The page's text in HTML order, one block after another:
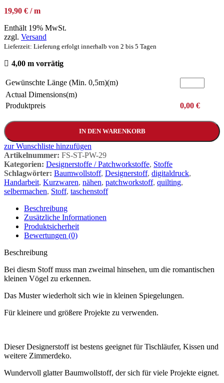
19,90 € / m
Enthält 19% MwSt.
zzgl. Versand
Lieferzeit: Lieferung erfolgt innerhalb von 2 bis 5 Tagen
4,00 m vorrätig
Gewünschte Länge (Min. 0,5m)(m)
Actual Dimensions(m)
Produktpreis
0,00 €
IN DEN WARENKORB
zur Wunschliste hinzufügen
Artikelnummer: FS-ST-PW-29
Kategorien: Designerstoffe / Patchworkstoffe, Stoffe
Schlagwörter: Baumwollstoff, Designerstoff, digitaldruck,
Handarbeit, Kurzwaren, nähen, patchworkstoff, quilting,
selbermachen, Stoff, taschenstoff
Beschreibung
Zusätzliche Informationen
Produktsicherheit
Bewertungen (0)
Beschreibung
Bei diesm Stoff muss man zweimal hinsehen, um die romantischen
kleinen Vögel zu erkennen.
Das Muster wiederholt sich wie in kleinen Spiegelungen.
Für kleinere und größere Projekte zu verwenden.
Dieser Designerstoff ist bestens geeignet für Tischläufer, Kissen und
weitere Zimmerdeko.
Wundervoll glatter Baumwollstoff, der sich für viele Projekte eignet.